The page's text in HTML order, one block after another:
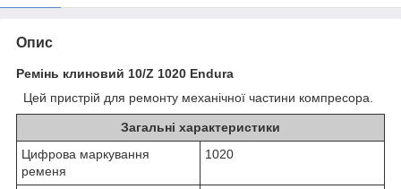
Опис
Ремінь клиновий 10/Z 1020 Endura
Цей пристрій для ремонту механічної частини компресора.
Загальні характеристики
Цифрова маркування
ременя
1020